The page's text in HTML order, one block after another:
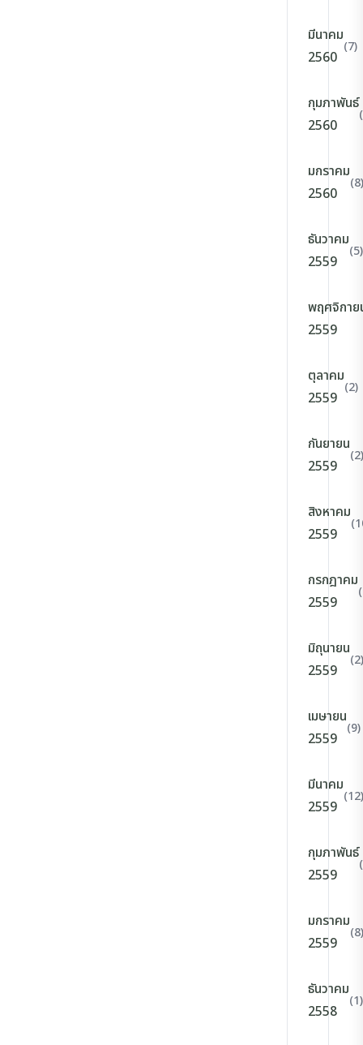
มีนาคม
2560
(7)
กุมภาพันธ์
2560
มกราคม
2560
(8)
ธันวาคม
2559
(5)
พฤศจิกาย
2559
ตุลาคม
2559
(2)
กันยายน
2559
(2)
สิงหาคม
2559
กรกฎาคม
2559
มิถุนายน
2559
(2)
เมษายน
2559
(9)
มีนาคม
2559
(12)
กุมภาพันธ์
2559
มกราคม
2559
(8)
ธันวาคม
2558
(1)